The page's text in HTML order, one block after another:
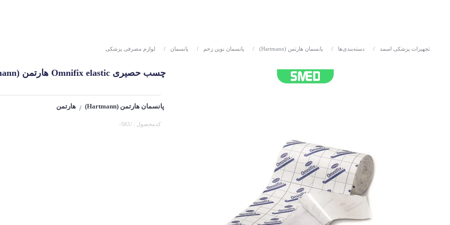
تجهیزات پزشکی اسمد / دسته‌بندی‌ها / پانسمان هارتمن (Hartmann) / پانسمان نوین زخم / پانسمان / لوازم مصرفی پزشکی
چسب حصیری Omnifix elastic هارتمن (Hartmann)
پانسمان هارتمن (Hartmann) / هارتمن
کدمحصول : SKU-